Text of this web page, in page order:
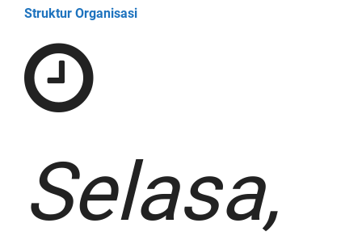
Struktur Organisasi
Selasa,